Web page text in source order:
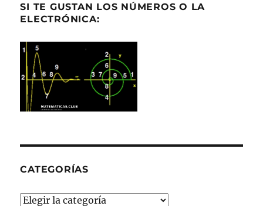
SI TE GUSTAN LOS NÚMEROS O LA
ELECTRÓNICA:
CATEGORÍAS
Categorías